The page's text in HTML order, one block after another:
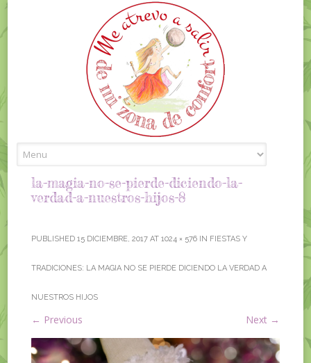
la-magia-no-se-pierde-diciendo-la-
verdad-a-nuestros-hijos-8
PUBLISHED15 DICIEMBRE, 2017 AT1024 × 576 IN FIESTAS Y
TRADICIONES: LA MAGIA NO SE PIERDE DICIENDO LA VERDAD A
NUESTROS HIJOS
← Previous Next →